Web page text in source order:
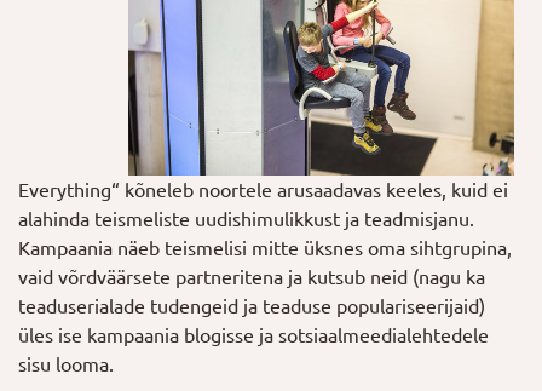
Everything“ kõneleb noortele arusaadavas keeles, kuid ei
alahinda teismeliste uudishimulikkust ja teadmisjanu.
Kampaania näeb teismelisi mitte üksnes oma sihtgrupina,
vaid võrdväärsete partneritena ja kutsub neid (nagu ka
teaduserialade tudengeid ja teaduse populariseerijaid)
üles ise kampaania blogisse ja sotsiaalmeedialehtedele
sisu looma.